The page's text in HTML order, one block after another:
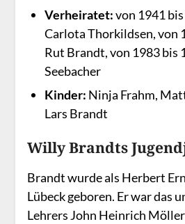
Verheiratet:von 1941
Carlota Thorkildsen, von
Rut Brandt, von 1983
Seebacher
Kinder: Ninja Frahm,
Lars Brandt
Willy Brandts
Brandt wurde als Herbert
Lübeck geboren. Er war das
Lehrers John Heinrich